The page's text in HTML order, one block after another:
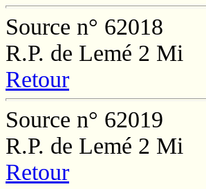
Source n° 62018
R.P. de Lemé 2 Mi
Retour
Source n° 62019
R.P. de Lemé 2 Mi
Retour